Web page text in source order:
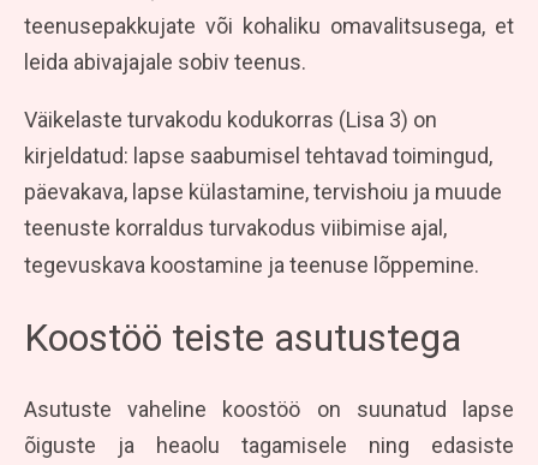
teenusepakkujate või kohaliku omavalitsusega, et
leida abivajajale sobiv teenus.
Väikelaste turvakodu kodukorras (Lisa 3) on
kirjeldatud: lapse saabumisel tehtavad toimingud,
päevakava, lapse külastamine, tervishoiu ja muude
teenuste korraldus turvakodus viibimise ajal,
tegevuskava koostamine ja teenuse lõppemine.
Koostöö teiste asutustega
Asutuste vaheline koostöö on suunatud lapse
õiguste ja heaolu tagamisele ning edasiste